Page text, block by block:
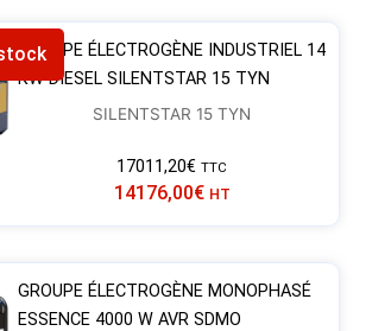
GROUPE ÉLECTROGÈNE INDUSTRIEL 14
KW DIESEL SILENTSTAR 15 TYN
SILENTSTAR 15 TYN
17011,20€ TTC
14176,00€ HT
GROUPE ÉLECTROGÈNE MONOPHASÉ
ESSENCE 4000 W AVR SDMO